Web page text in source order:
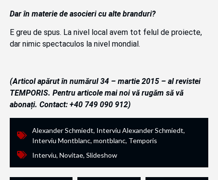
Dar în materie de asocieri cu alte branduri?
E greu de spus. La nivel local avem tot felul de proiecte,
dar nimic spectaculos la nivel mondial.
(Articol apărut în numărul 34 – martie 2015 – al revistei
TEMPORIS. Pentru articole mai noi vă rugăm să vă
abonați. Contact: +40 749 090 912)
Alexander Schmiedt, Interviu Alexander Schmiedt,
Interviu Montblanc, montblanc, Temporis
Interviu, Novitae, Slideshow